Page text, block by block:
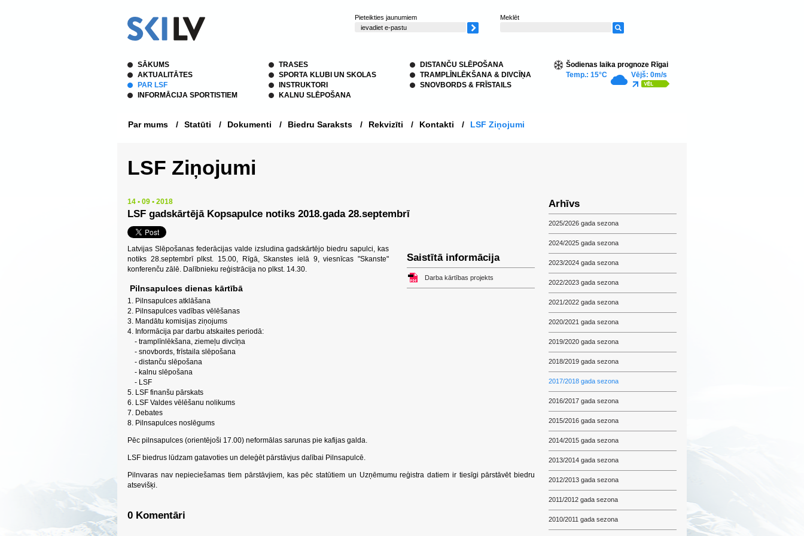
Pieteikties jaunumiem Meklēt
SĀKUMS
AKTUALITĀTES
PAR LSF
INFORMĀCIJA SPORTISTIEM
TRASES
SPORTA KLUBI UN SKOLAS
INSTRUKTORI
KALNU SLĒPOŠANA
DISTANČU SLĒPOŠANA
TRAMPLĪNLĒKŠANA & DIVCĪŅA
SNOVBORDS & FRĪSTAILS
Šodienas laika prognoze Rīgai
Temp.: 15°C
Vējš: 0m/s
Par mums / Statūti / Dokumenti / Biedru Saraksts / Rekvizīti / Kontakti / LSF Ziņojumi
LSF Ziņojumi
14 • 09 • 2018
LSF gadskārtējā Kopsapulce notiks 2018.gada 28.septembrī
Saistītā informācija
Darba kārtības projekts
Latvijas Slēpošanas federācijas valde izsludina gadskārtējo biedru sapulci, kas
notiks 28.septembrī plkst. 15.00, Rīgā, Skanstes ielā 9, viesnīcas "Skanste"
konferenču zālē. Dalībnieku reģistrācija no plkst. 14.30.
Pilnsapulces dienas kārtībā
1. Pilnsapulces atklāšana
2. Pilnsapulces vadības vēlēšanas
3. Mandātu komisijas ziņojums
4. Informācija par darbu atskaites periodā:
- tramplīnlēkšana, ziemeļu divcīņa
- snovbords, frīstaila slēpošana
- distanču slēpošana
- kalnu slēpošana
- LSF
5. LSF finanšu pārskats
6. LSF Valdes vēlēšanu nolikums
7. Debates
8. Pilnsapulces noslēgums
Pēc pilnsapulces (orientējoši 17.00) neformālas sarunas pie kafijas galda.
LSF biedrus lūdzam gatavoties un deleģēt pārstāvjus dalībai Pilnsapulcē.
Pilnvaras nav nepieciešamas tiem pārstāvjiem, kas pēc statūtiem un Uzņēmumu reģistra datiem ir tiesīgi pārstāvēt biedru
atsevišķi.
0 Komentāri
Arhīvs
2025/2026 gada sezona
2024/2025 gada sezona
2023/2024 gada sezona
2022/2023 gada sezona
2021/2022 gada sezona
2020/2021 gada sezona
2019/2020 gada sezona
2018/2019 gada sezona
2017/2018 gada sezona
2016/2017 gada sezona
2015/2016 gada sezona
2014/2015 gada sezona
2013/2014 gada sezona
2012/2013 gada sezona
2011/2012 gada sezona
2010/2011 gada sezona